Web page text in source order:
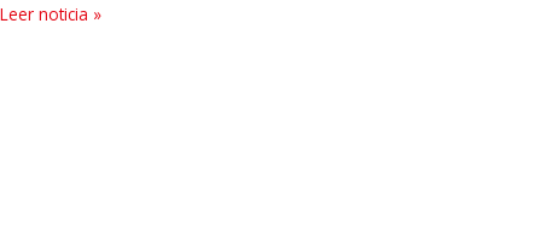
Leer noticia »